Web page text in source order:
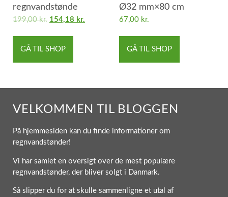
regnvandstønde
199,00kr. 154,18 kr.
GÅ TIL SHOP
Ø32 mm×80 cm
67,00 kr.
GÅ TIL SHOP
VELKOMMEN TIL BLOGGEN
På hjemmesiden kan du finde informationer om
regnvandstønder!
Vi har samlet en oversigt over de mest populære
regnvandstønder, der bliver solgt i Danmark.
Så slipper du for at skulle sammenligne et utal af